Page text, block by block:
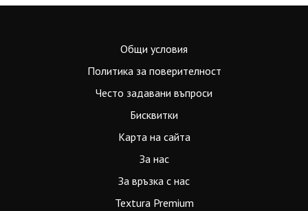
Общи условия
Политика за поверителност
Често задавани въпроси
Бисквитки
Карта на сайта
За нас
За връзка с нас
Textura Premium